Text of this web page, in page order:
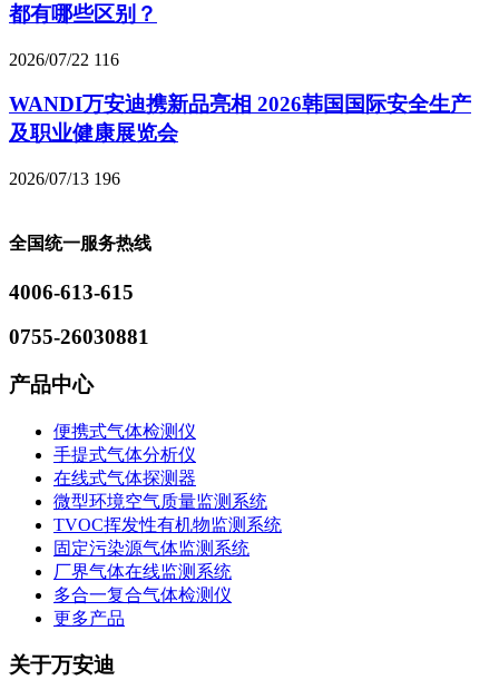
都有哪些区别？
2026/07/22 116
WANDI万安迪携新品亮相 2026韩国国际安全生产
及职业健康展览会
2026/07/13 196
全国统一服务热线
4006-613-615
0755-26030881
产品中心
便携式气体检测仪
手提式气体分析仪
在线式气体探测器
微型环境空气质量监测系统
TVOC挥发性有机物监测系统
固定污染源气体监测系统
厂界气体在线监测系统
多合一复合气体检测仪
更多产品
关于万安迪